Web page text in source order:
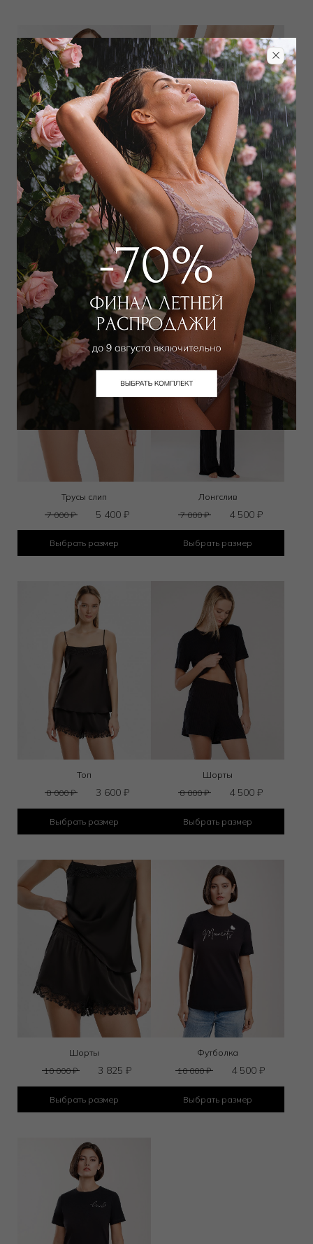
Трусы стринг
6 000₽ 4 500₽
Выбрать размер
Трусы хипстер
6 500
4 950 ₽
Выбрать размер
Трусы слип
7 000₽ 5 400 ₽
Выбрать размер
Лонгслив
7 000₽ 4 500 ₽
Выбрать размер
Топ
8 000₽ 3 600 ₽
Выбрать размер
Шорты
8 000₽ 4 500 ₽
Выбрать размер
Шорты
10 000₽ 3 825₽
Выбрать размер
Футболка
10 000₽ 4 500₽
Выбрать размер